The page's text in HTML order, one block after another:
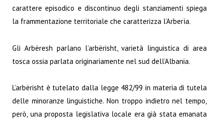
carattere episodico e discontinuo degli stanziamenti spiega
la frammentazione territoriale che caratterizza l’Arberìa.
Gli Arbëresh parlano l’arbërisht, varietà linguistica di area
tosca ossia parlata originariamente nel sud dell’Albania.
L’arbërisht è tutelato dalla legge 482/99 in materia di tutela
delle minoranze linguistiche. Non troppo indietro nel tempo,
però, una proposta legislativa locale era già stata emanata